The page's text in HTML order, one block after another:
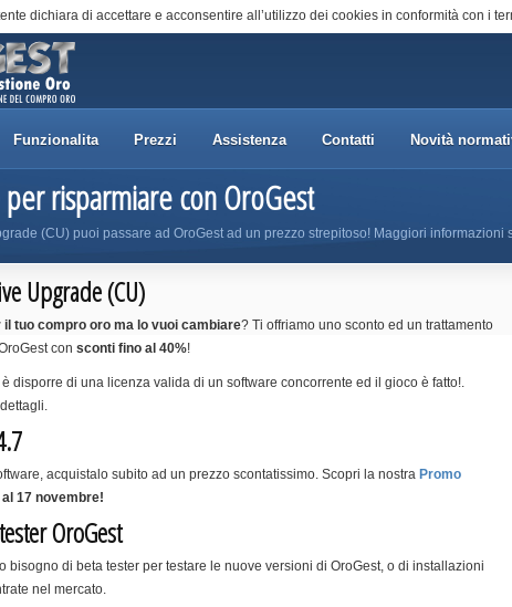
dichiara di accettare e acconsentire all’utilizzo dei cookies in conformità con i
Funzionalita Prezzi Assistenza Contatti Novità
risparmiare con OroGest
(CU) puoi passare ad OroGest ad un prezzo strepitoso! Maggiori informazioni
Upgrade (CU)
il tuo compro oro ma lo vuoi cambiare? Ti offriamo uno sconto ed un trattamento
con sconti fino al 40%!
disporre di una licenza valida di un software concorrente ed il gioco è fatto!.
acquistalo subito ad un prezzo scontatissimo. Scopri la nostra Promo
17 novembre!
OroGest
bisogno di beta tester per testare le nuove versioni di OroGest, o di installazioni
nel mercato.